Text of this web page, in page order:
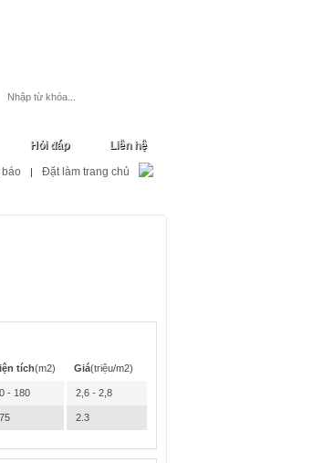
Hỏi đáp Liên hệ
báo | Đặt làm trang chủ
tích(m2) Giá(triệu/m2)
- 180 2,6 - 2,8
2.3